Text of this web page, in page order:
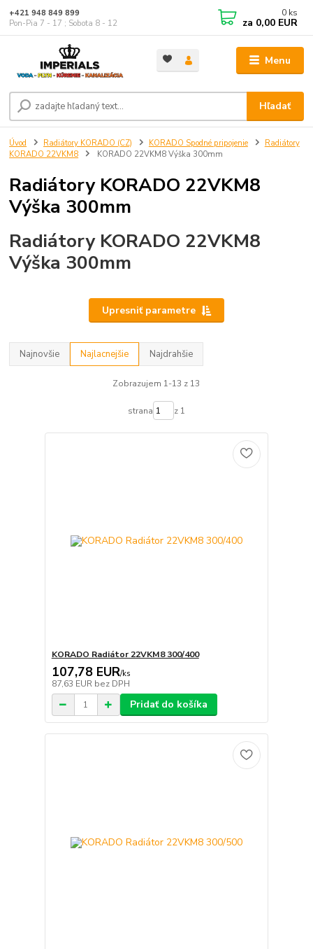
Menu
Hľadať
+421 948 849 899
Pon-Pia 7 - 17 ; Sobota 8 - 12
0 ks
za 0,00 EUR
Úvod Radiátory KORADO (CZ) KORADO Spodné pripojenie
Radiátory
KORADO 22VKM8
KORADO 22VKM8 Výška 300mm
Radiátory KORADO 22VKM8
Výška 300mm
Radiátory KORADO 22VKM8
Výška 300mm
Upresniť parametre
Najnovšie Najlacnejšie Najdrahšie
Zobrazujem 1-13 z 13
strana z 1
KORADO Radiátor 22VKM8 300/400
107,78 EUR/ks
87,63 EUR bez DPH
Pridať do košíka